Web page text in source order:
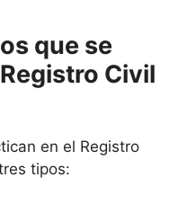
que se
Civil
en el Registro
tipos: